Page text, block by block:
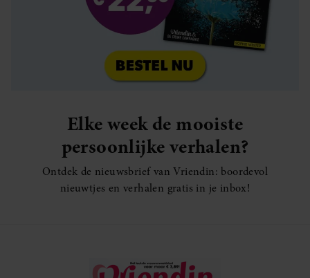
Elke week de mooiste
persoonlijke verhalen?
Ontdek de nieuwsbrief van Vriendin: boordevol
nieuwtjes en verhalen gratis in je inbox!